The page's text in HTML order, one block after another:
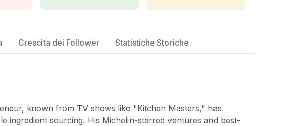
Crescita dei Follower Statistiche Storiche
known from TV shows like "Kitchen Masters," has
ingredient sourcing. His Michelin-starred ventures and best-